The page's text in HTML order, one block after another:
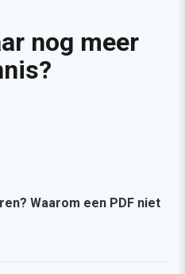
nog meer
Waarom een PDF niet